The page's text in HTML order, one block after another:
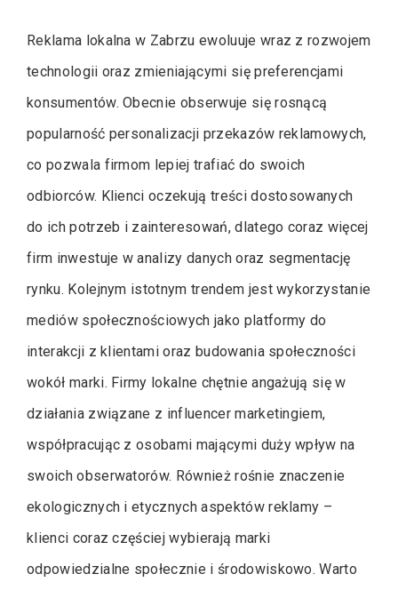
Reklama lokalna w Zabrzu ewoluuje wraz z rozwojem
technologii oraz zmieniającymi się preferencjami
konsumentów. Obecnie obserwuje się rosnącą
popularność personalizacji przekazów reklamowych,
co pozwala firmom lepiej trafiać do swoich
odbiorców. Klienci oczekują treści dostosowanych
do ich potrzeb i zainteresowań, dlatego coraz więcej
firm inwestuje w analizy danych oraz segmentację
rynku. Kolejnym istotnym trendem jest wykorzystanie
mediów społecznościowych jako platformy do
interakcji z klientami oraz budowania społeczności
wokół marki. Firmy lokalne chętnie angażują się w
działania związane z influencer marketingiem,
współpracując z osobami mającymi duży wpływ na
swoich obserwatorów. Również rośnie znaczenie
ekologicznych i etycznych aspektów reklamy –
klienci coraz częściej wybierają marki
odpowiedzialne społecznie i środowiskowo. Warto